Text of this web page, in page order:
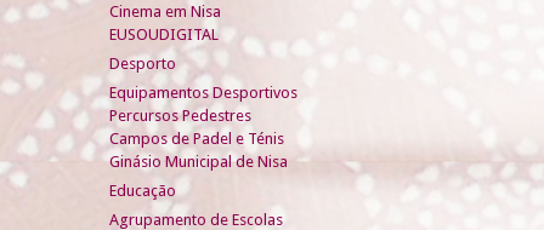
Cinema em Nisa
EUSOUDIGITAL
Desporto
Equipamentos Desportivos
Percursos Pedestres
Campos de Padel e Ténis
Ginásio Municipal de Nisa
Educação
Agrupamento de Escolas